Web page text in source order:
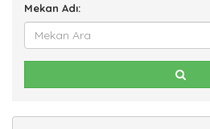
Mekan Adı: